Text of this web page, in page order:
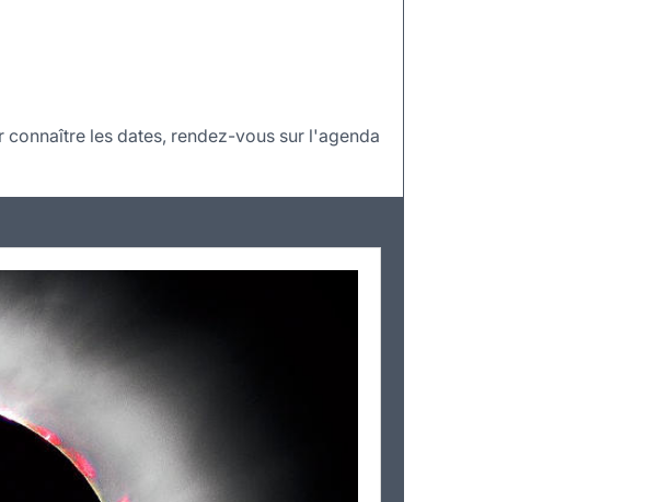
les dates, rendez-vous sur l'agenda